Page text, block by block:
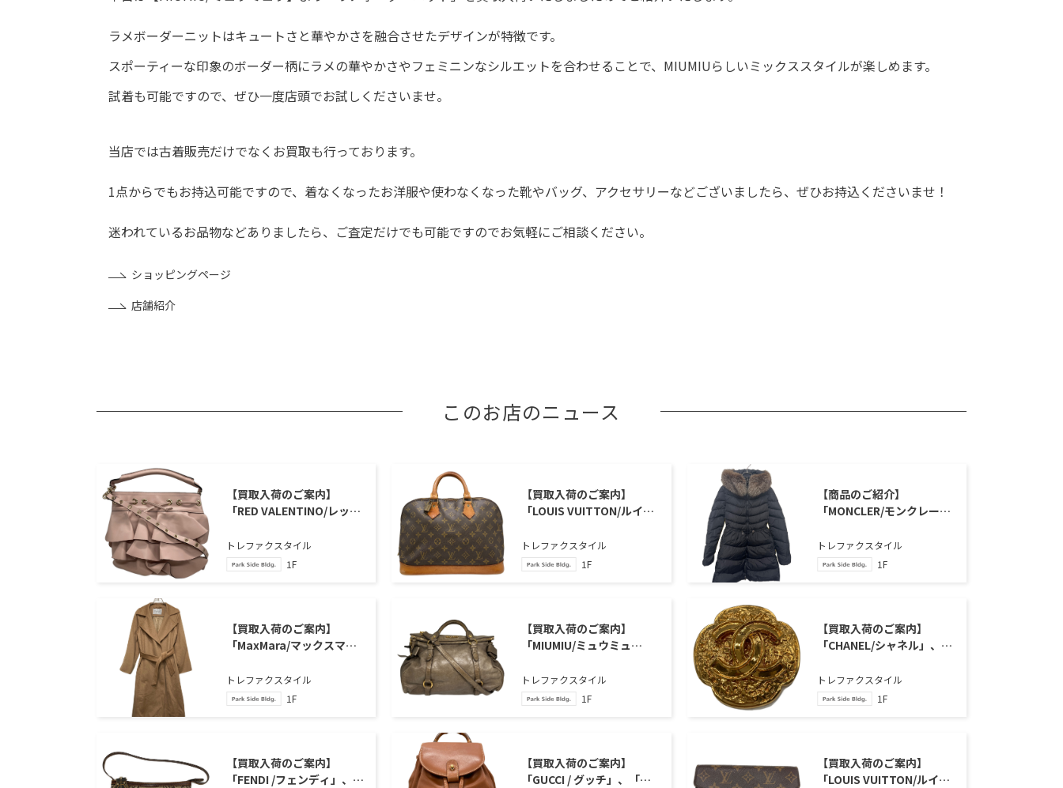
ラメボーダーニットはキュートさと華やかさを融合させたデザインが特徴です。
スポーティーな印象のボーダー柄にラメの華やかさやフェミニンなシルエットを合わせることで、MIUMIUらしいミックススタイルが楽しめます。
試着も可能ですので、ぜひ一度店頭でお試しくださいませ。
当店では古着販売だけでなくお買取も行っております。
1点からでもお持込可能ですので、着なくなったお洋服や使わなくなった靴やバッグ、アクセサリーなどございましたら、ぜひお持込くださいませ！
迷われているお品物などありましたら、ご査定だけでも可能ですのでお気軽にご相談ください。
ショッピングページ
店舗紹介
このお店のニュース
【買取入荷のご案内】
「RED VALENTINO/レッド
ルバケツショルダーバッ
グ」のご紹介
トレファクスタイル
1F
【買取入荷のご案内】
「LOUIS VUITTON/ルイス
グ・アルマ」のご紹介
トレファクスタイル
1F
【商品のご紹介】
「MONCLER/モンクレー
コート」のご紹介
トレファクスタイル
1F
【買取入荷のご案内】
「MaxMara/マックスマー
コート」のご紹介
トレファクスタイル
1F
【買取入荷のご案内】
「MIUMIU/ミュウミュ
テロ ルクス」のご紹介
トレファクスタイル
1F
【買取入荷のご案内】
「CHANEL/シャネル」、
ご紹介
トレファクスタイル
1F
【買取入荷のご案内】
「FENDI /フェンディ」、
【買取入荷のご案内】
「GUCCI / グッチ」、「バ
【買取入荷のご案内】
「LOUIS VUITTON/ルイヴ